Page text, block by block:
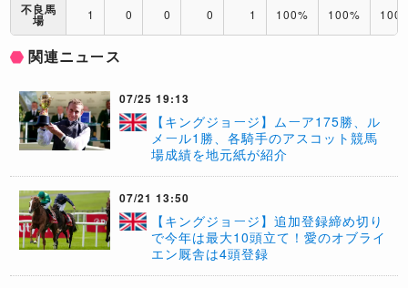
不良馬
場 1 0 0 0 1 100% 100%
関連ニュース
07/25 19:13
【キングジョージ】ムーア175勝、ル
メール1勝、各騎手のアスコット競馬
場成績を地元紙が紹介
07/21 13:50
【キングジョージ】追加登録締め切り
で今年は最大10頭立て！愛のオブライ
エン厩舎は4頭登録